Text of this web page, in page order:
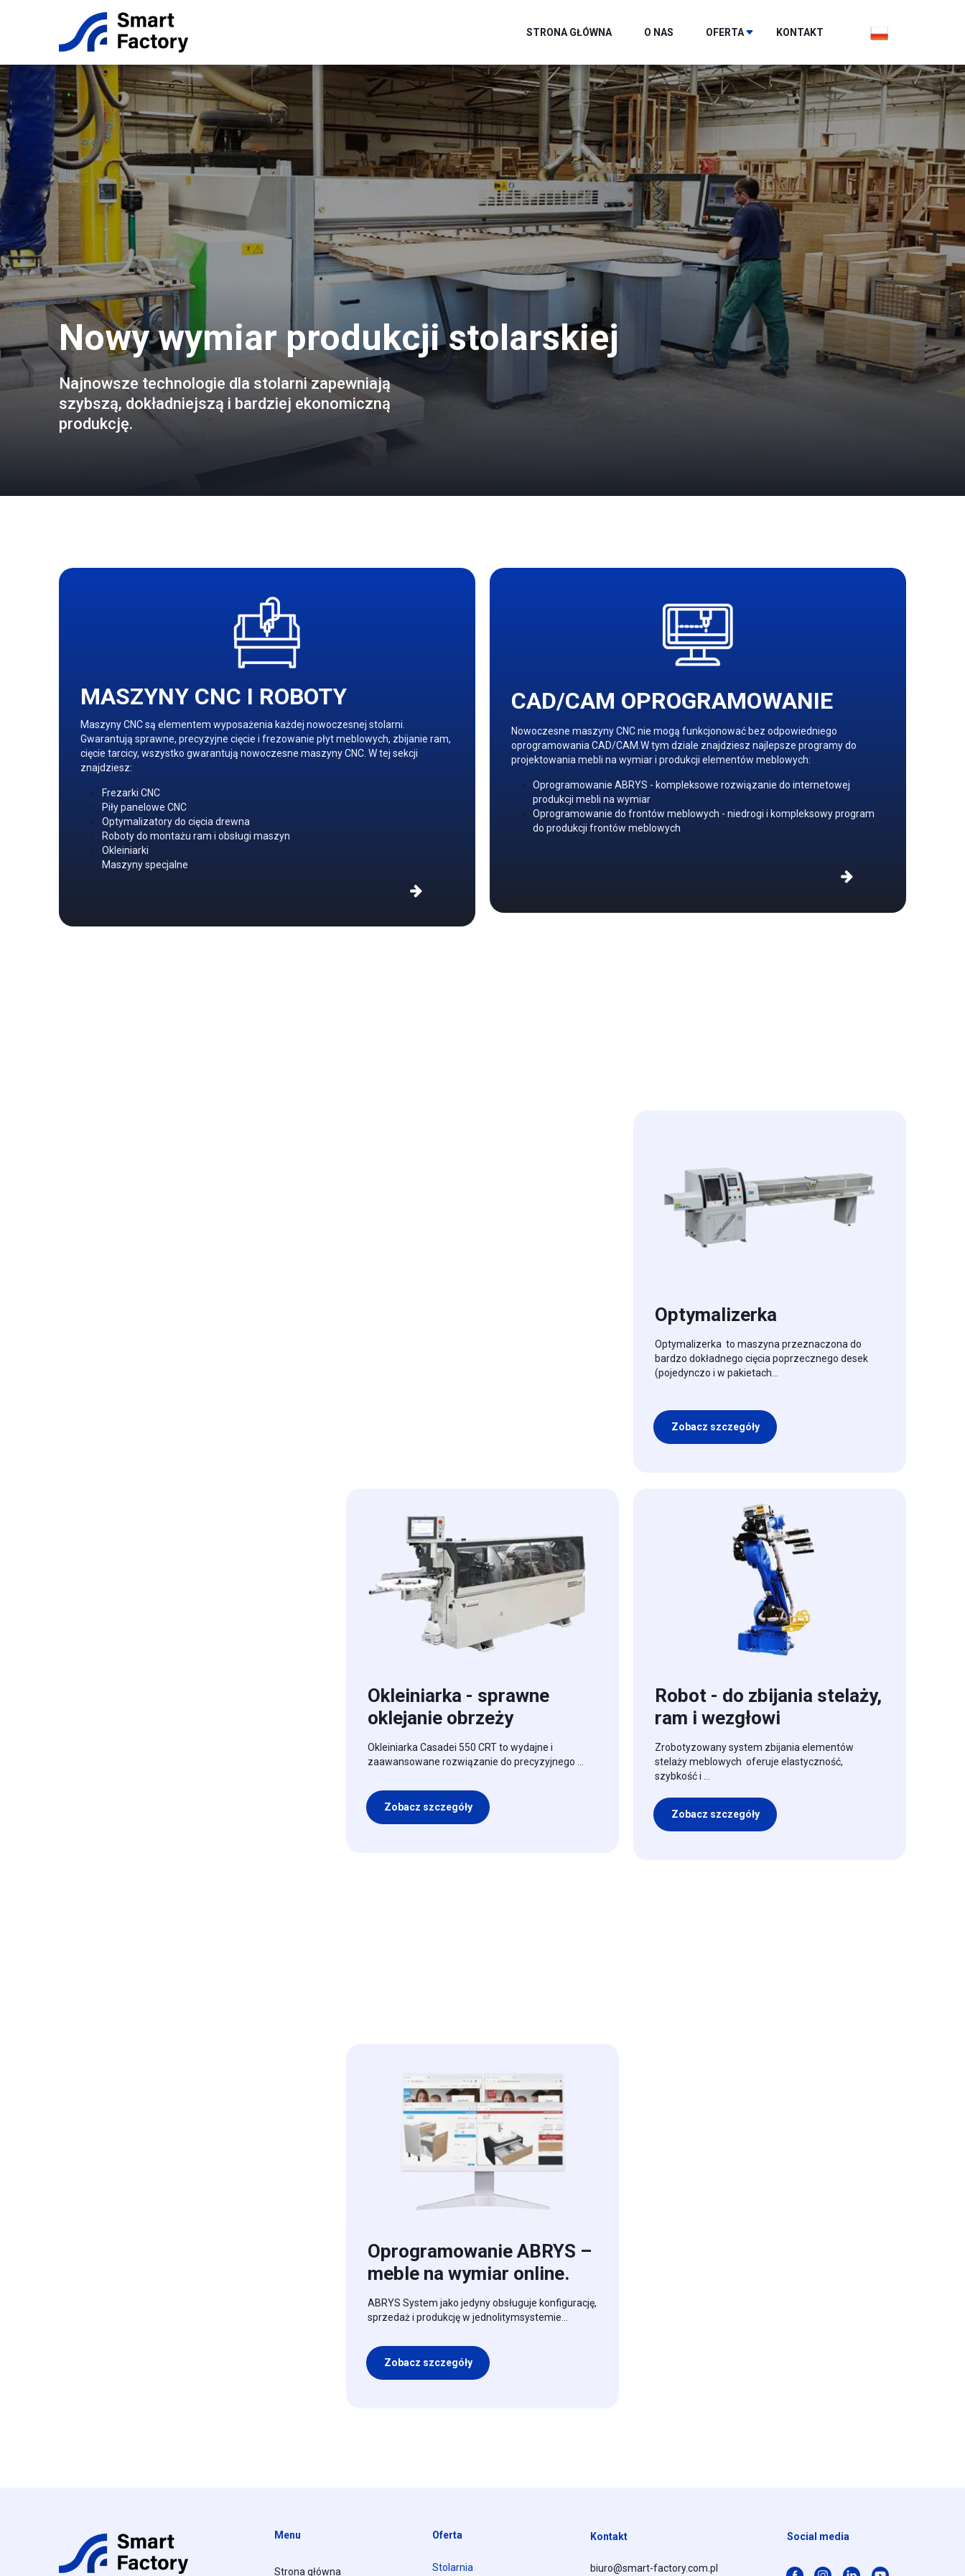
STRONA GŁÓWNA O NAS OFERTA
STOLARNIA
PIANKOWNIA
KROJOWNIA
TAPICERNIA I PAKOWANIE
KONTAKT
Nowy wymiar produkcji stolarskiej
Najnowsze technologie dla stolarni zapewniają
szybszą, dokładniejszą i bardziej ekonomiczną
produkcję.
CAD/CAM OPROGRAMOWANIE
Nowoczesne maszyny CNC nie mogą funkcjonować bez odpowiedniego
oprogramowania CAD/CAM.W tym dziale znajdziesz najlepsze programy do
projektowania mebli na wymiar i produkcji elementów meblowych:
Oprogramowanie ABRYS - kompleksowe rozwiązanie do internetowej
produkcji mebli na wymiar
Oprogramowanie do frontów meblowych - niedrogi i kompleksowy program
do produkcji frontów meblowych
MASZYNY CNC I ROBOTY
Maszyny CNC są elementem wyposażenia każdej nowoczesnej stolarni.
Gwarantują sprawne, precyzyjne cięcie i frezowanie płyt meblowych, zbijanie ram,
cięcie tarcicy, wszystko gwarantują nowoczesne maszyny CNC. W tej sekcji
znajdziesz:
Frezarki CNC
Piły panelowe CNC
Optymalizatory do cięcia drewna
Roboty do montażu ram i obsługi maszyn
Okleiniarki
Maszyny specjalne
Zobacz szczegóły
Robot - do zbijania stelaży,
ram i wezgłowi
Zrobotyzowany system zbijania elementów
stelaży meblowych oferuje elastyczność,
szybkość i ...
Zobacz szczegóły
Okleiniarka - sprawne
oklejanie obrzeży
Okleiniarka Casadei 550 CRT to wydajne i
zaawansowane rozwiązanie do precyzyjnego ...
Zobacz szczegóły
Optymalizerka
Optymalizerka to maszyna przeznaczona do
bardzo dokładnego cięcia poprzecznego desek
(pojedynczo i w pakietach...
Zobacz szczegóły
Oprogramowanie ABRYS –
meble na wymiar online.
ABRYS System jako jedyny obsługuje konfigurację,
sprzedaż i produkcję w jednolitymsystemie...
Strona główna Stolarnia biuro@smart-factory.com.pl
Kontakt
Oferta
Menu Social media